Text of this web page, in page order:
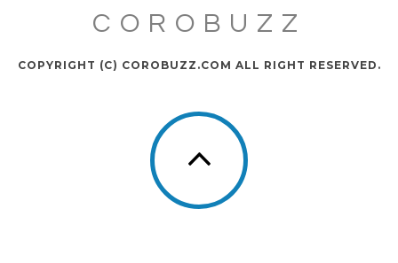
COROBUZZ
COPYRIGHT (C) COROBUZZ.COM ALL RIGHT RESERVED.